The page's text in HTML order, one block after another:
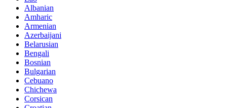
Albanian
Amharic
Armenian
Azerbaijani
Belarusian
Bengali
Bosnian
Bulgarian
Cebuano
Chichewa
Corsican